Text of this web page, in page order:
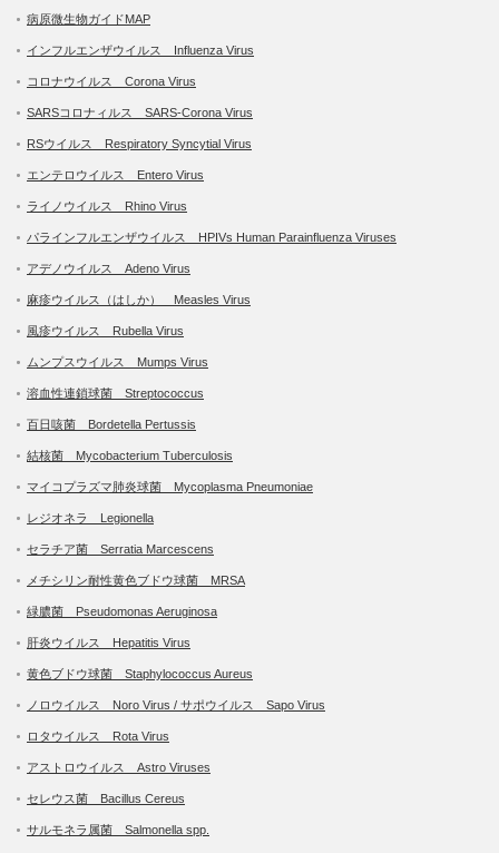
病原微生物ガイドMAP
インフルエンザウイルス Influenza Virus
コロナウイルス Corona Virus
SARSコロナィルス SARS-Corona Virus
RSウイルス Respiratory Syncytial Virus
エンテロウイルス Entero Virus
ライノウイルス Rhino Virus
パラインフルエンザウイルス HPIVs Human Parainfluenza Viruses
アデノウイルス Adeno Virus
麻疹ウイルス（はしか） Measles Virus
風疹ウイルス Rubella Virus
ムンプスウイルス Mumps Virus
溶血性連鎖球菌 Streptococcus
百日咳菌 Bordetella Pertussis
結核菌 Mycobacterium Tuberculosis
マイコプラズマ肺炎球菌 Mycoplasma Pneumoniae
レジオネラ Legionella
セラチア菌 Serratia Marcescens
メチシリン耐性黄色ブドウ球菌 MRSA
緑膿菌 Pseudomonas Aeruginosa
肝炎ウイルス Hepatitis Virus
黄色ブドウ球菌 Staphylococcus Aureus
ノロウイルス Noro Virus / サポウイルス Sapo Virus
ロタウイルス Rota Virus
アストロウイルス Astro Viruses
セレウス菌 Bacillus Cereus
サルモネラ属菌 Salmonella spp.